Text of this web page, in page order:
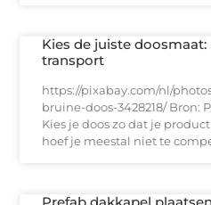
Kies de juiste
transport
https://pixabay.com/nl/
bruine-doos-3428218/ Bron:
Kies je doos zo dat je
hoef je meestal niet te